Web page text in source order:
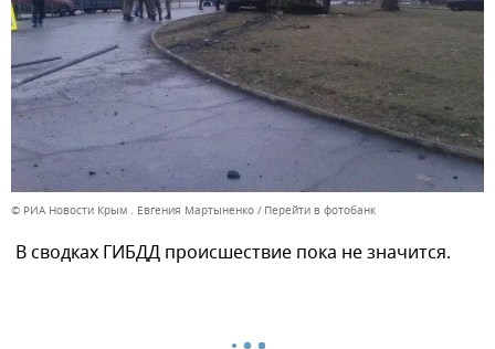
© РИА Новости Крым . Евгения Мартыненко Перейти в фотобанк
В сводках ГИБДД происшествие пока не значится.